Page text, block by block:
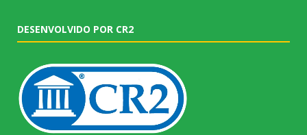
DESENVOLVIDO POR CR2